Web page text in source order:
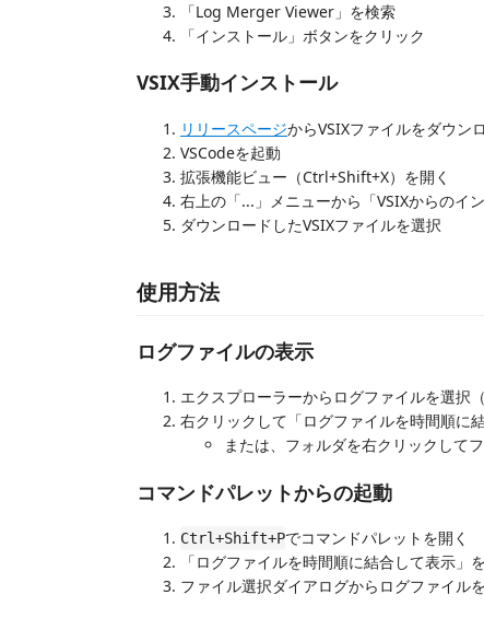
「Log Merger Viewer」を検索
「インストール」ボタンをクリック
VSIX手動インストール
リリースページからVSIXファイルをダウン
VSCodeを起動
拡張機能ビュー（Ctrl+Shift+X）を開く
右上の「...」メニューから「VSIXからのイ
ダウンロードしたVSIXファイルを選択
使用方法
ログファイルの表示
エクスプローラーからログファイルを選択
右クリックして「ログファイルを時間順に
または、フォルダを右クリックして
コマンドパレットからの起動
Ctrl+Shift+Pでコマンドパレットを開く
「ログファイルを時間順に結合して表示」
ファイル選択ダイアログからログファイル